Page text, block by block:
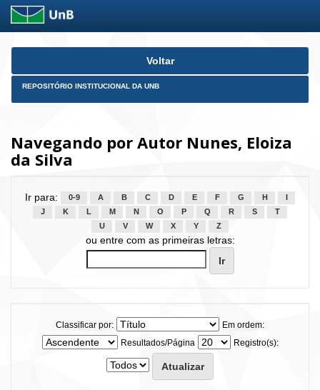
Skip
Voltar
REPOSITÓRIO INSTITUCIONAL DA UNB
Navegando por Autor Nunes, Eloiza
da Silva
Ir para: 0-9 A B C D E F G H
J
K L M N O P Q R S
T
U
V W X Y Z
ou entre com as primeiras letras:
Classificar por:
Em ordem:
Resultados/Página
Registro(s):